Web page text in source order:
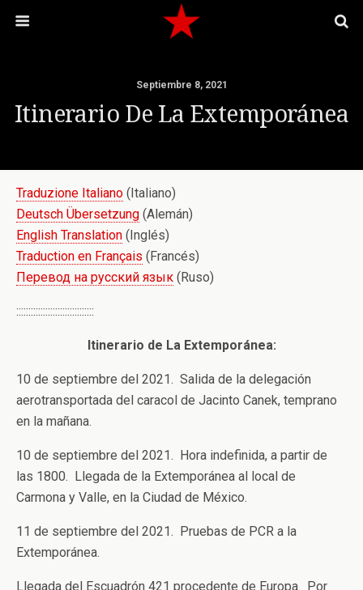
Septiembre 8, 2021
Itinerario De La Extemporánea
Traduzione Italiano (Italiano)
Deutsch Übersetzung (Alemán)
English Translation (Inglés)
Traduction en Français (Francés)
Перевод на русский язык (Ruso)
::::::::::::::::::::::::::::::::
Itinerario de La Extemporánea:
10 de septiembre del 2021. Salida de la delegación
aerotransportada del caracol de Jacinto Canek, temprano
en la mañana.
10 de septiembre del 2021. Hora indefinida, a partir de
las 1800. Llegada de la Extemporánea al local de
Carmona y Valle, en la Ciudad de México.
11 de septiembre del 2021. Pruebas de PCR a la
Extemporánea.
Llegada del Escuadrón 421 procedente de Europa. Por